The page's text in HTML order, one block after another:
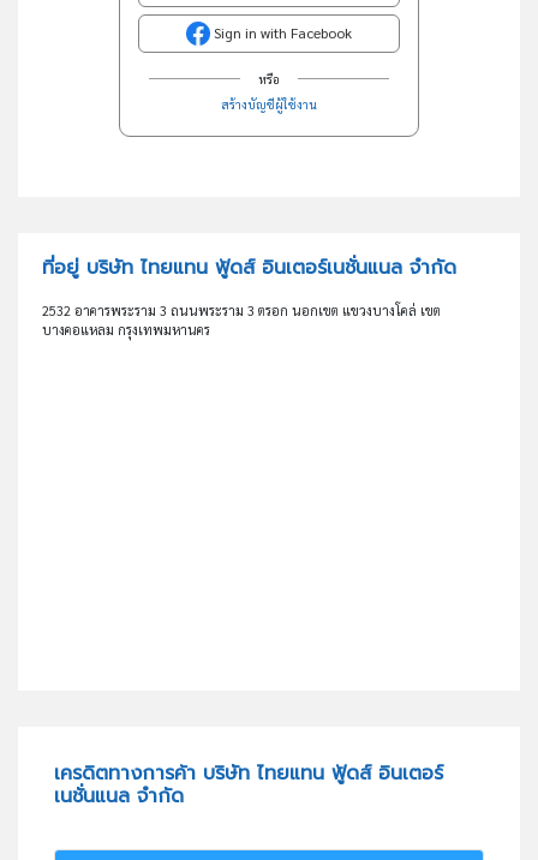
Sign in with Facebook
หรือ
สร้างบัญชีผู้ใช้งาน
ที่อยู่ บริษัท ไทยแทน ฟู้ดส์ อินเตอร์เนชั่นแนล จำกัด
2532 อาคารพระราม 3 ถนนพระราม 3 ตรอก นอกเขต แขวงบางโคล่ เขต
บางคอแหลม กรุงเทพมหานคร
เครดิตทางการค้า บริษัท ไทยแทน ฟู้ดส์ อินเตอร์
เนชั่นแนล จำกัด